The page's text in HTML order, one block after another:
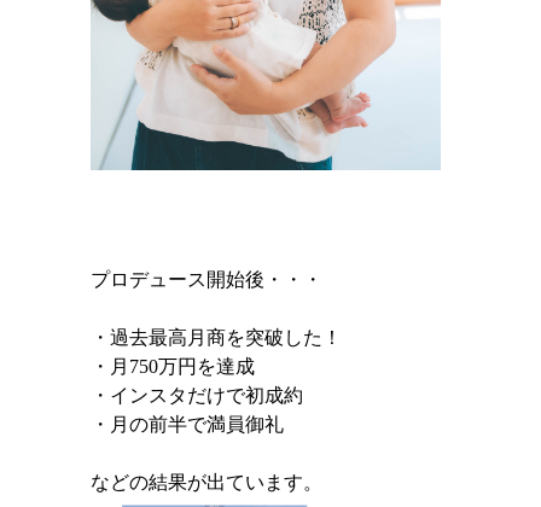
プロデュース開始後・・・
・過去最高月商を突破した！
・月750万円を達成
・インスタだけで初成約
・月の前半で満員御礼
などの結果が出ています。